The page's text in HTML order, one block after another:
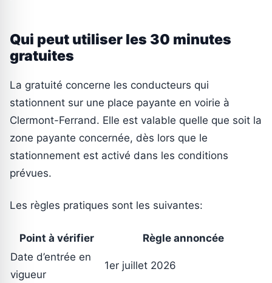
Qui peut utiliser les 30 minutes
gratuites
La gratuité concerne les conducteurs qui
stationnent sur une place payante en voirie à
Clermont-Ferrand. Elle est valable quelle que soit la
zone payante concernée, dès lors que le
stationnement est activé dans les conditions
prévues.
Les règles pratiques sont les suivantes:
Point à vérifier
Règle annoncée
Date d’entrée en
vigueur
1er juillet 2026